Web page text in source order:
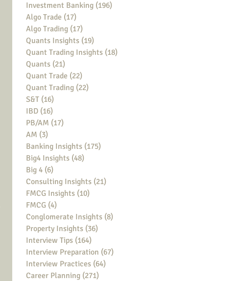
Investment Banking (196)
Algo Trade (17)
Algo Trading (17)
Quants Insights (19)
Quant Trading Insights (18)
Quants (21)
Quant Trade (22)
Quant Trading (22)
S&T (16)
IBD (16)
PB/AM (17)
AM (3)
Banking Insights (175)
Big4 Insights (48)
Big 4 (6)
Consulting Insights (21)
FMCG Insights (10)
FMCG (4)
Conglomerate Insights (8)
Property Insights (36)
Interview Tips (164)
Interview Preparation (67)
Interview Practices (64)
Career Planning (271)